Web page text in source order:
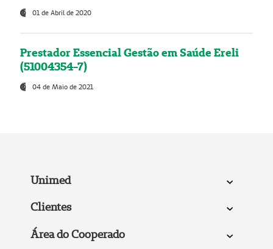
01 de Abril de 2020
Prestador Essencial Gestão em Saúde Ereli
(51004354-7)
04 de Maio de 2021
Unimed
Clientes
Área do Cooperado